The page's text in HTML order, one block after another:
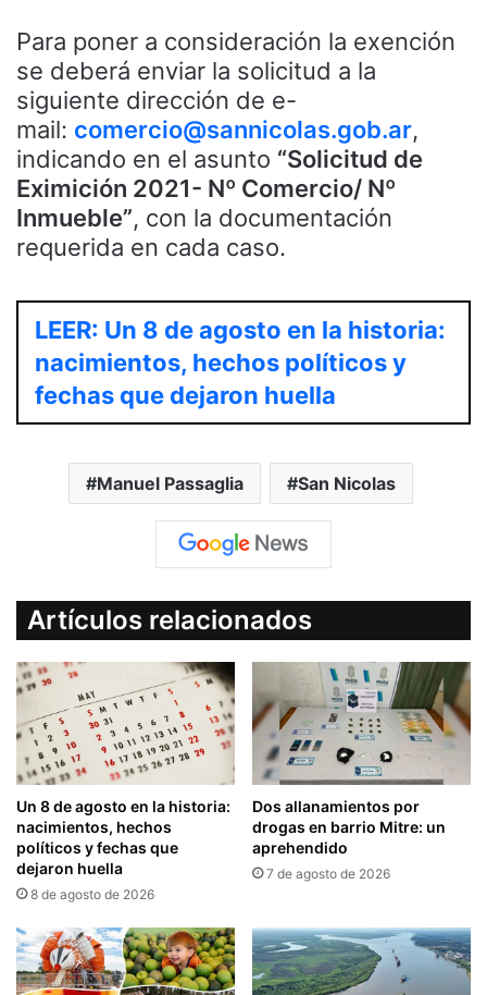
Para poner a consideración la exención
se deberá enviar la solicitud a la
siguiente dirección de e-
mail: comercio@sannicolas.gob.ar,
indicando en el asunto “Solicitud de
Eximición 2021- Nº Comercio/ Nº
Inmueble”, con la documentación
requerida en cada caso.
LEER: Un 8 de agosto en la historia:
nacimientos, hechos políticos y
fechas que dejaron huella
Manuel Passaglia San Nicolas
Artículos relacionados
Un 8 de agosto en la historia:
nacimientos, hechos
políticos y fechas que
dejaron huella
8 de agosto de 2026
Dos allanamientos por
drogas en barrio Mitre: un
aprehendido
7 de agosto de 2026